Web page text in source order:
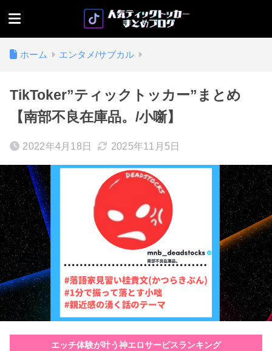
ホーム エンタメ/サブカル
TikToker”ティックトッカー”まとめ
【南部不良在庫品。/小噺】
2022年4月18日 2025年11月5日
エッチ体験が叶う神エロサービスランキング